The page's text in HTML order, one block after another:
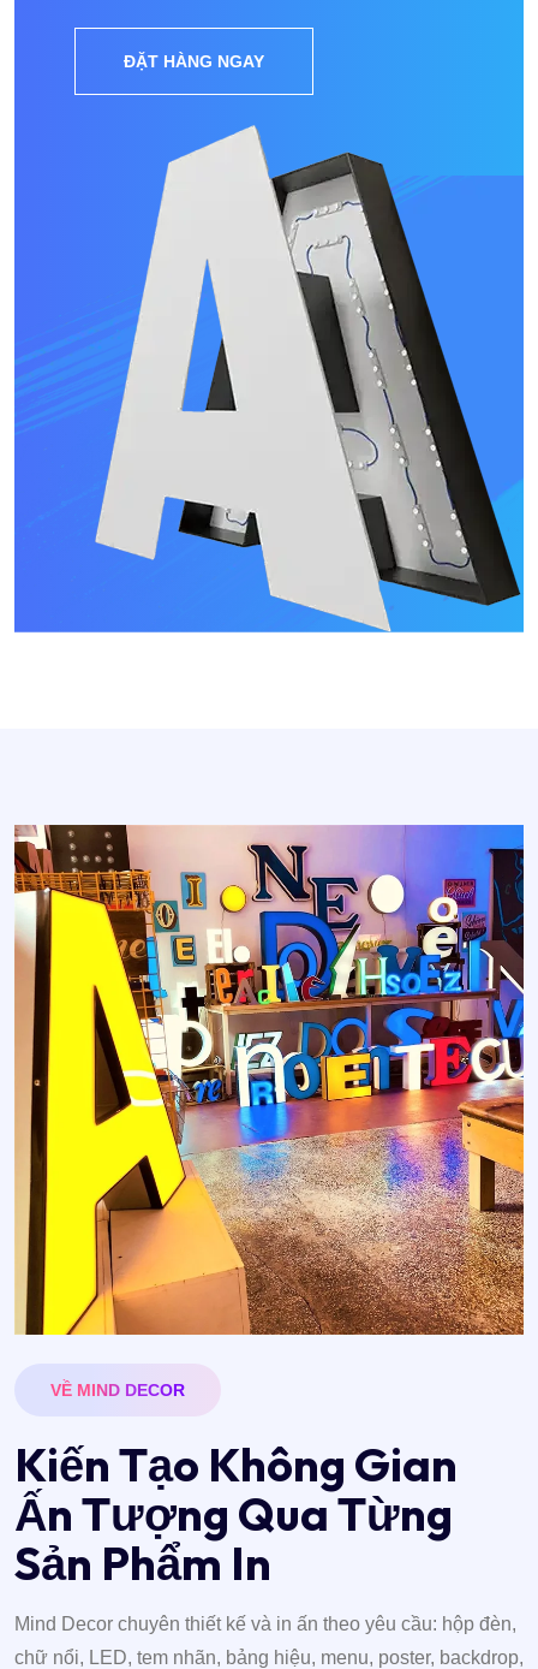
ĐẶT HÀNG NGAY
VỀ MIND DECOR
KiếnTạo Không Gian
ẤnTượng QuaTừng
Sản Phẩm In
Mind Decor chuyên thiết kế và in ấn theo yêu cầu: hộp đèn,
chữ nổi, LED, tem nhãn, bảng hiệu, menu, poster, backdrop,